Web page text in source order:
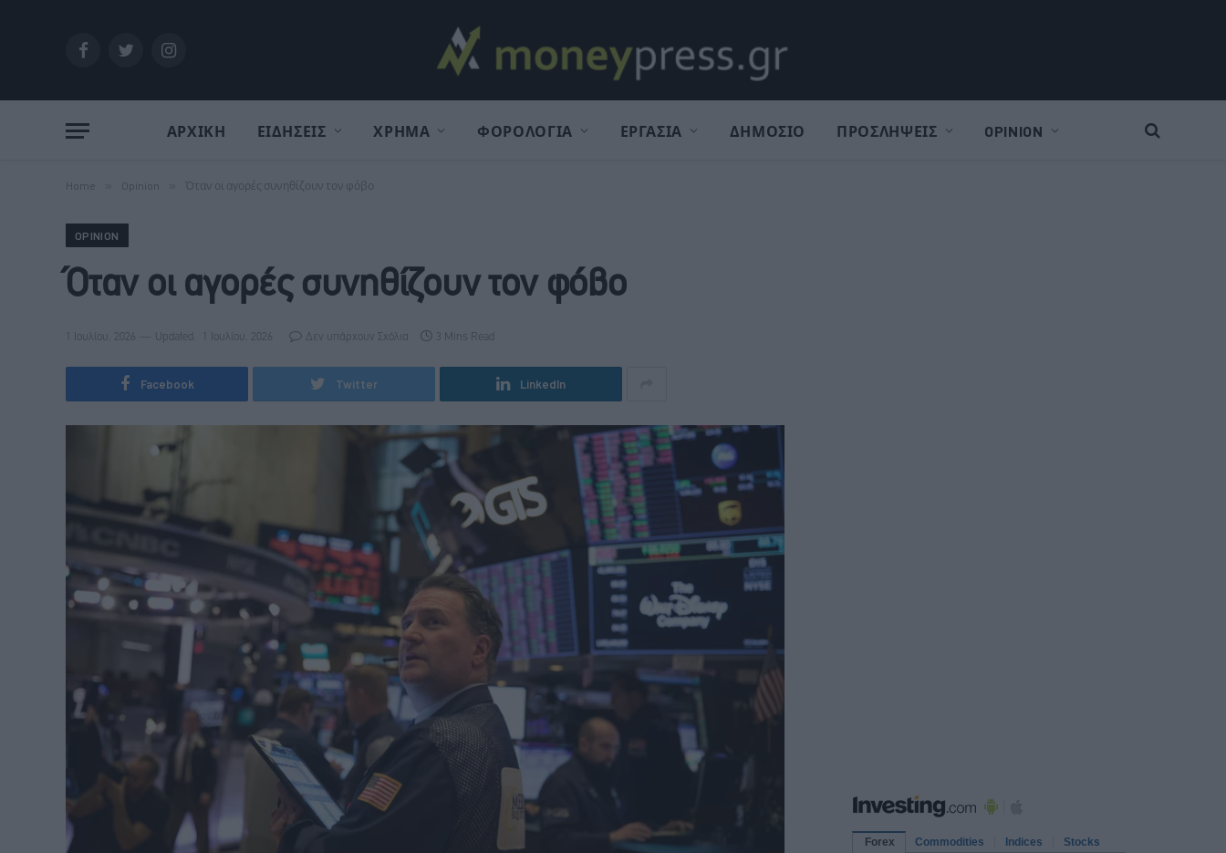
FacebookTwitterInstagram
ΑΡΧΙΚΗ ΕΙΔΗΣΕΙΣ ΧΡΗΜΑ ΦΟΡΟΛΟΓΙΑ ΕΡΓΑΣΙΑ ΔΗΜΟΣΙΟ ΠΡΟΣΛΗΨΕΙΣ OPINION
Home Opinion Όταν οι αγορές συνηθίζουν τον φόβο
OPINION
Όταν οι αγορές συνηθίζουν τον φόβο
1 Ιουλίου, 2026 Updated: 1 Ιουλίου, 2026 Δεν υπάρχουν Σχόλια 3 Mins Read
Facebook Twitter LinkedIn